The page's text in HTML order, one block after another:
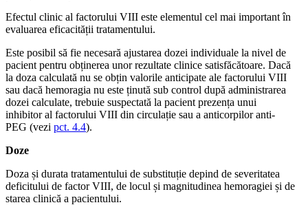
Efectul clinic al factorului VIII este elementul cel mai important în
evaluarea eficacității tratamentului.
Este posibil să fie necesară ajustarea dozei individuale la nivel de
pacient pentru obținerea unor rezultate clinice satisfăcătoare. Dacă
la doza calculată nu se obțin valorile anticipate ale factorului VIII
sau dacă hemoragia nu este ținută sub control după administrarea
dozei calculate, trebuie suspectată la pacient prezența unui
inhibitor al factorului VIII din circulație sau a anticorpilor anti-
PEG (vezi pct. 4.4).
Doze
Doza și durata tratamentului de substituție depind de severitatea
deficitului de factor VIII, de locul și magnitudinea hemoragiei și de
starea clinică a pacientului.